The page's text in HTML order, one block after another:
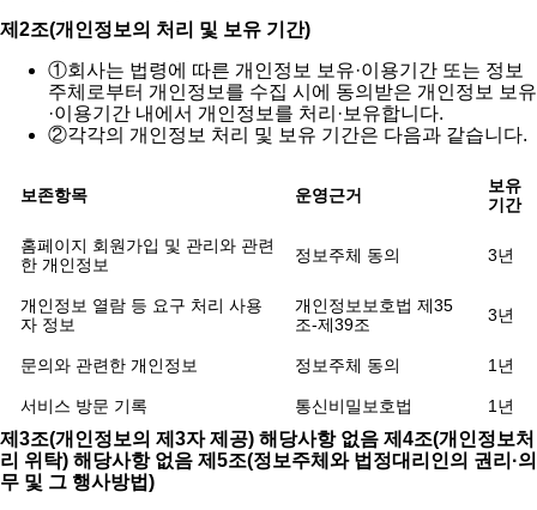
제2조(개인정보의 처리 및 보유 기간)
①회사는 법령에 따른 개인정보 보유·이용기간 또는 정보
주체로부터 개인정보를 수집 시에 동의받은 개인정보 보유
·이용기간 내에서 개인정보를 처리·보유합니다.
②각각의 개인정보 처리 및 보유 기간은 다음과 같습니다.
보존항목 운영근거
보유
기간
홈페이지 회원가입 및 관리와 관련
한 개인정보
정보주체 동의 3년
개인정보 열람 등 요구 처리 사용
자 정보
개인정보보호법 제35
조-제39조
3년
문의와 관련한 개인정보 정보주체 동의 1년
서비스 방문 기록 통신비밀보호법 1년
제3조(개인정보의 제3자 제공) 해당사항 없음 제4조(개인정보처
리 위탁) 해당사항 없음 제5조(정보주체와 법정대리인의 권리·의
무 및 그 행사방법)